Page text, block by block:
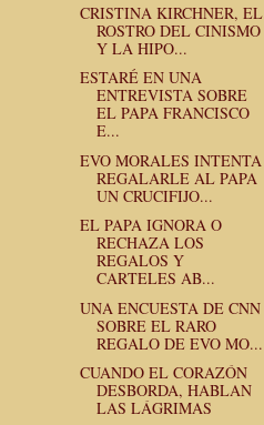
CRISTINA KIRCHNER, EL
ROSTRO DEL CINISMO
Y LA HIPO...
ESTARÉ EN UNA
ENTREVISTA SOBRE
EL PAPA FRANCISCO
E...
EVO MORALES INTENTA
REGALARLE AL PAPA
UN CRUCIFIJO...
EL PAPA IGNORA O
RECHAZA LOS
REGALOS Y
CARTELES AB...
UNA ENCUESTA DE CNN
SOBRE EL RARO
REGALO DE EVO MO...
CUANDO EL CORAZÓN
DESBORDA, HABLAN
LAS LÁGRIMAS